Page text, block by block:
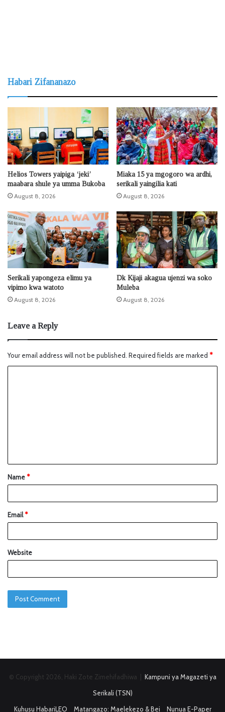
Habari Zifananazo
Helios Towers yaipiga ‘jeki’
maabara shule ya umma Bukoba
August 8, 2026
Miaka 15 ya mgogoro wa ardhi,
serikali yaingilia kati
August 8, 2026
Serikali yapongeza elimu ya
vipimo kwa watoto
August 8, 2026
Dk Kijaji akagua ujenzi wa soko
Muleba
August 8, 2026
Leave a Reply
Your email address will not be published. Required fields are marked *
Name*
Email*
Website
© Copyright 2026, Haki Zote Zimehifadhiwa | Kampuni ya Magazeti ya
Serikali (TSN)
Kuhusu HabariLEO
Matangazo: Maelekezo & Bei Nunua E-Paper